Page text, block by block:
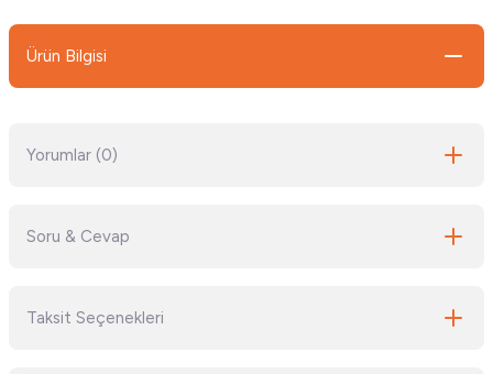
Ürün Bilgisi
Yorumlar (0)
Soru & Cevap
Taksit Seçenekleri